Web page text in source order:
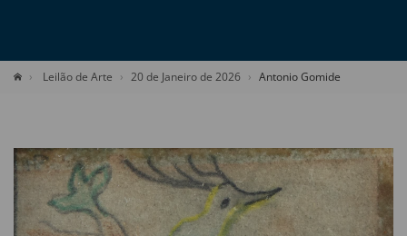
Leilão de Arte 20 de Janeiro de 2026 Antonio Gomide